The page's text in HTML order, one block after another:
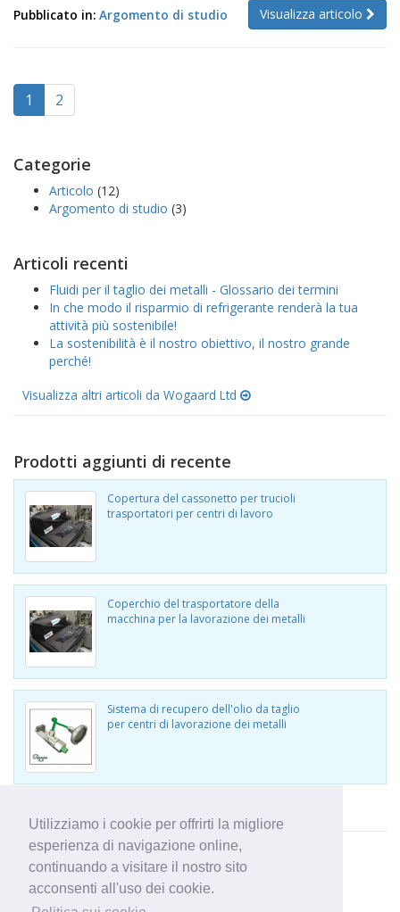
Utilizziamo i cookie per offrirti la migliore
esperienza di navigazione online,
continuando a visitare il nostro sito
acconsenti all'uso dei cookie.
Visualizza articolo
Pubblicato in: Argomento di studio
1 2
Categorie
Articolo (12)
Argomento di studio (3)
Articoli recenti
Fluidi per il taglio dei metalli - Glossario dei termini
In che modo il risparmio di refrigerante renderà la tua
attività più sostenibile!
La sostenibilità è il nostro obiettivo, il nostro grande
perché!
Visualizza altri articoli da Wogaard Ltd
Prodotti aggiunti di recente
Copertura del cassonetto per trucioli
trasportatori per centri di lavoro
Coperchio del trasportatore della
macchina per la lavorazione dei metalli
Sistema di recupero dell'olio da taglio
per centri di lavorazione dei metalli